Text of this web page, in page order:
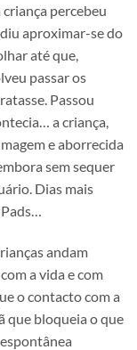
percebeu
aproximar-se do
até que,
passar os
Passou
a criança,
e aborrecida
sem sequer
Dias mais
andam
a vida e com
o contacto com a
que bloqueia o que